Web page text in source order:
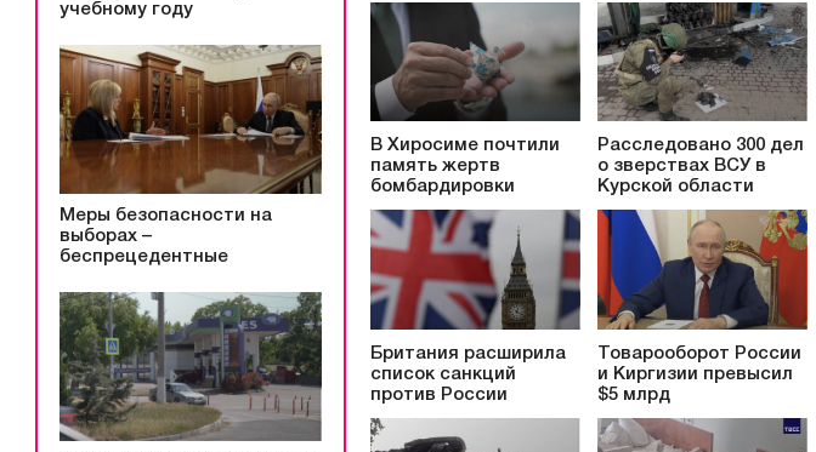
учебному году
Меры безопасности на
выборах –
беспрецедентные
В Хиросиме почтили
память жертв
бомбардировки
Расследовано 300 дел
о зверствах ВСУ в
Курской области
Британия расширила
список санкций
против России
Товарооборот России
и Киргизии превысил
$5 млрд